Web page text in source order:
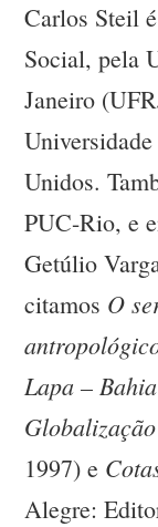
Carlos Steil
Social, pela
Janeiro
Unidos.
PUC-Rio, e
Getúlio
citamos O
Lapa – Bahia
1997) e
Alegre: